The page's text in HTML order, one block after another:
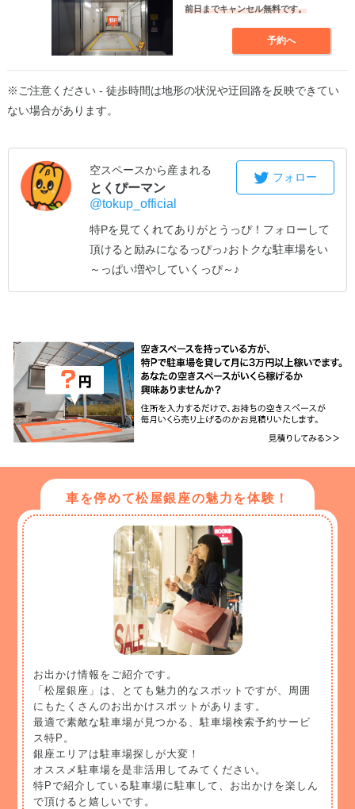
前日までキャンセル無料です。
予約へ
※ご注意ください - 徒歩時間は地形の状況や迂回路を反映できてい
ない場合があります。
空スペースから産まれる
とくぴーマン
@tokup_official
フォロー
特Pを見てくれてありがとうっぴ！ フォローして
頂けると励みになるっぴっ♪おトクな駐車場をい
～っぱい増やしていくっぴ～♪
車を停めて松屋銀座の魅力を体験！
お出かけ情報をご紹介です。
「松屋銀座」は、とても魅力的なスポットですが、周囲
にもたくさんのお出かけスポットがあります。
最適で素敵な駐車場が見つかる、駐車場検索予約サービ
ス特P。
銀座エリアは駐車場探しが大変！
オススメ駐車場を是非活用してみてください。
特Pで紹介している駐車場に駐車して、お出かけを楽しん
で頂けると嬉しいです。